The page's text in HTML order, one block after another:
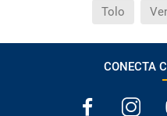
Tolo
CONECTA